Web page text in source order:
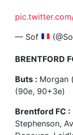
— Sof
BRENTFORD
Buts : Morgan
(90e, 90+3e)
Brentford FC :
Stephenson,